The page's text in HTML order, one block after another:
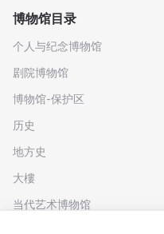
博物馆目录
个人与纪念博物馆
剧院博物馆
博物馆-保护区
历史
地方史
大樓
当代艺术博物馆